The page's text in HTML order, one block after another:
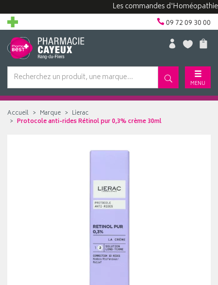
Les commandes d'Homéopathie
09 72 09 30 00
MENU
Accueil Marque
Lierac
Protocole anti-rides Rétinol pur 0,3% crème 30ml